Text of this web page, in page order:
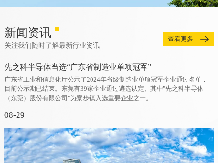
新闻资讯
关注我们随时了解最新行业资讯
查看更多
先之科半导体当选“广东省制造业单项冠军”
广东省工业和信息化厅公示了2024年省级制造业单项冠军企业通过名单，
目前公示期已结束。东莞有39家企业通过遴选认定。其中"先之科半导体
（东莞）股份有限公司"为寮步镇入选重要企业之一。
08-29